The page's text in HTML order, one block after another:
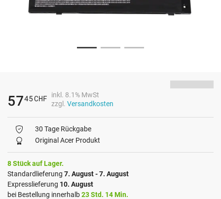
5745CHF
inkl. 8.1% MwSt
zzgl. Versandkosten
30 Tage Rückgabe
Original Acer Produkt
8 Stück auf Lager.
Standardlieferung 7. August - 7. August
Expresslieferung 10. August
bei Bestellung innerhalb23 Std. 14 Min.